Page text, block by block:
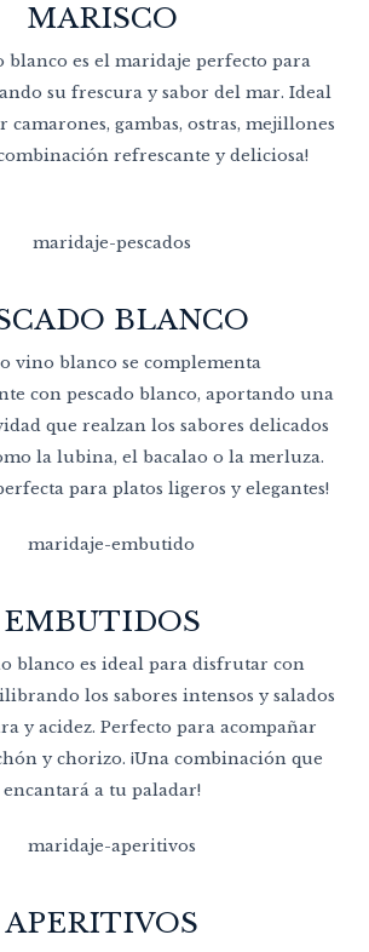
MARISCO
blanco es el maridaje perfecto para
su frescura y sabor del mar. Ideal
camarones, gambas, ostras, mejillones
combinación refrescante y deliciosa!
BLANCO
vino blanco se complementa
con pescado blanco, aportando una
que realzan los sabores delicados
la lubina, el bacalao o la merluza.
para platos ligeros y elegantes!
EMBUTIDOS
blanco es ideal para disfrutar con
los sabores intensos y salados
y acidez. Perfecto para acompañar
y chorizo. ¡Una combinación que
encantará a tu paladar!
APERITIVOS